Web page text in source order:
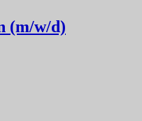
(m/w/d)